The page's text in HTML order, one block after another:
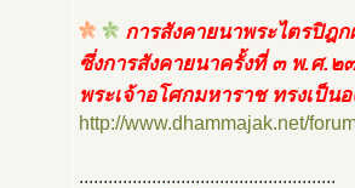
การสังคายนาพระไตรปิฎก
ซึ่งการสังคายนาครั้งที่ ๓ พ.ศ.
พระเจ้าอโศกมหาราช ทรงเป็น
http://www.dhammajak.net/
.....................................................